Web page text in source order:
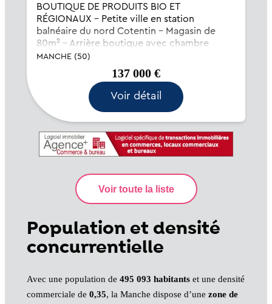
BOUTIQUE DE PRODUITS BIO ET
RÉGIONAUX - Petite ville en station
balnéaire du nord Cotentin - Magasin de
80m² - Arrière boutique avec chambre
froide et autre espace à usage de réserve -
Clientèle à l'année et plus importante en
saison et weekend,...
MANCHE (50)
137 000 €
Voir détail
Population et densité
concurrentielle
Avec une population de 495 093 habitantset une densité
commerciale de 0,35, la Manche dispose d’une zone de